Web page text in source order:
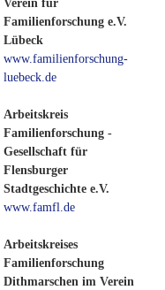
Verein für
Familienforschung e.V.
Lübeck
www.familienforschung-
luebeck.de
Arbeitskreis
Familienforschung -
Gesellschaft für
Flensburger
Stadtgeschichte e.V.
www.famfl.de
Arbeitskreises
Familienforschung
Dithmarschen im Verein